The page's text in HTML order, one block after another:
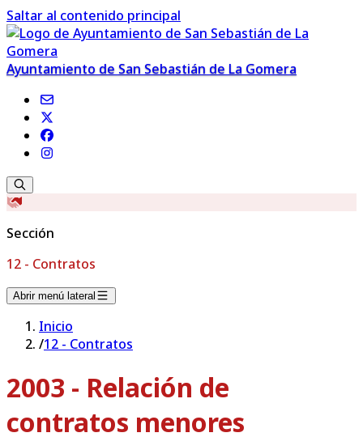
Saltar al contenido principal
Ayuntamiento de San Sebastián de La Gomera
Sección
12 - Contratos
Abrir menú lateral
Inicio
/12 - Contratos
2003 - Relación de
contratos menores